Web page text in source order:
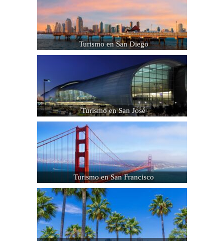
Turismo en San Diego
Turismo en San José
Turismo en San Francisco